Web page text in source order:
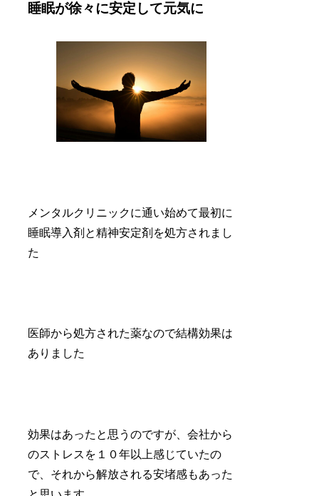
睡眠が徐々に安定して元気に
メンタルクリニックに通い始めて最初に
睡眠導入剤と精神安定剤を処方されまし
た
医師から処方された薬なので結構効果は
ありました
効果はあったと思うのですが、会社から
のストレスを１０年以上感じていたの
で、それから解放される安堵感もあった